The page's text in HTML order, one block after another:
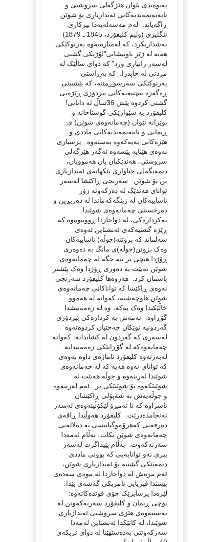
په‌یوه‌ندی نێوان هێزگه‌لی سروشتی و
تایه‌به‌تمه‌ندیه‌کانی ئه‌ندازیاری بۆ شوێن
ڕاگه‌یاند. له‌م مه‌سه‌له‌یه‌دا بیرکاری
ئنگلیزی (ولیم کلیفۆرد، 1845 ـ 1879)
به‌شداریکرد، که‌ له‌مباره‌یه‌وه‌ په‌رتوکێکی
هه‌یه‌ له‌ ژێر ناونیشانی”لۆژیکی گشتی
له‌سه‌ر زانیاری ورد” که‌ دوای ساڵێک له‌
مردنی له‌ چاپدرا. که‌ به‌ڕاستی
په‌رتوکێکی سه‌رسوڕمێنه‌، که‌ پێشبینی
ڕه‌گه‌زه‌ بنچینه‌یه‌کانی بیردۆز‌ی ڕێژه‌یی
گشتی کردوه‌ پێش 36ساڵ له‌ دانانی!
کلیفۆرد به‌ شێوازێکی گوستاخانه‌ و
بوێرانه‌ نێوان (چه‌مانه‌وه‌ی شوێن) ی
ڕیمانی و تایبه‌تمه‌ندیه‌کانی ماددی و
هێزه‌کانی به‌یه‌که‌وه‌ به‌سته‌وه‌. پرسیاری
ئه‌وه‌ی هێنایه‌ پێشه‌وه‌ ئه‌گه‌ر هێزگه‌لی
سروشتی، هه‌ندێکیان یان هه‌موویان،
دیمه‌نگه‌لی جیاوازی پێکهاته‌ی ئه‌ندازیاری
بن بۆ شوێن. سه‌رنجی ڕاکێشا له‌سه‌ر
توانای هه‌ندێک له‌ ده‌رکه‌وته‌ زۆر
ئاساییه‌کان له‌ ژینگه‌که‌ماندا له‌ ده‌ربڕین و
ده‌رخستنی چه‌مانه‌وه‌ی شوێندا.
به‌کرداره‌کی، له‌ دواجاردا ڕوونبوه‌وه‌ که‌
ڕێژه‌ گشتیه‌که‌ی ئه‌نشتاین ئه‌وه‌ی
سه‌لماند که‌ بزوتنه‌(جوڵه‌) ئاساییه‌کان
وه‌ک بزوتن(جوڵه‌)ی مانگ به‌ ده‌وه‌ری
ڕۆژدا هیچی تر نیه‌ جگه‌ له‌ چه‌مانه‌وه‌ی
شوێن نه‌بێت به‌ ده‌وری ڕۆژدا وه‌ک پێشتر
باسمان کرد. هه‌روه‌ها کلیفۆرد سه‌رنجی
ئه‌وه‌ی ڕاکێشا که‌ تواناکانی چه‌مانه‌وه‌ی
شوێن هاوچه‌شنه‌، که‌واته‌ له‌ هه‌موو
خاڵێکیدا وه‌ک یه‌که‌، وه‌ له‌ زه‌مه‌نیشدا
گۆڕاوه‌. ئه‌مه‌ش به‌ کرداره‌‌کی بیردۆزی‌
گه‌ردونیه‌ نوێکان جه‌ختیان کردوه‌ته‌وه‌
له‌سه‌ری که‌ گه‌ردون له‌ کشاندایه‌، که‌واته‌
چه‌مانه‌وه‌که‌ له‌ گۆڕانێکی زه‌مه‌نیدایه‌.
له‌به‌رئه‌وه‌ کلیفۆرد ئاماژه‌ی داوه‌ به‌وه‌ی
که‌ توانای ئه‌وه‌ هه‌یه‌ که‌ له‌ چه‌مانه‌وه‌ی
شوێندا له‌رینه‌وه‌ و جوڵه‌ هه‌بێت له‌
شوێنێکه‌وه‌ بۆ شوێنێکی تر. ئه‌م له‌رینه‌وه‌
و جوڵه‌یه‌ش به‌ شه‌پۆلی ڕاکێشان
ناسراوه‌ که‌ تا ئه‌مڕۆ لێکۆڵینه‌وه‌ی له‌سه‌ر
ئه‌نجامده‌درێت. کلیفۆرد هه‌وڵیدا ڕاڤه‌ی
ده‌رفه‌تی که‌هرۆموگناتیسی به‌ ده‌لاله‌تی
چه‌مانه‌وه‌ی شوێن بکات، به‌ڵام له‌مه‌دا
سه‌رنه‌که‌وت. به‌ڵام پێیداگرت له‌سه‌ر
بیری ئه‌و توانایه‌یی که‌ بوونی ماددی
دیمه‌نێکی گشتیه‌ بۆ ئه‌ندازیاری شوێن،
ئه‌م بیره‌ش له‌ دواجاردا له‌ نیوه‌ی سه‌ده‌ی
بیستدا فیزیایی ئامریکی گه‌شه‌ی پێدا.
لێره‌دا پرسایرێک خۆی قوتده‌کاته‌وه‌:
بۆچی ڕیمان و کلیفۆرد سه‌رنه‌که‌وتن له‌
به‌ستنه‌وه‌ی هێزی سروشتی ئه‌ندازیاری
شوێندا، له‌ کاتێکدا ئه‌نشتاین له‌مه‌دا
سه‌رکه‌و‌تنی به‌ده‌ستهێنا له‌ دوای نزیکه‌ی